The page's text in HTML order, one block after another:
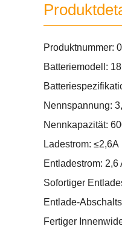
Produktnummer:
Batteriemodell:
Nennspannung:
Nennkapazität:
Ladestrom: ≤2,6A
Entladestrom: 2,6
Sofortiger
Entlade-
Fertiger